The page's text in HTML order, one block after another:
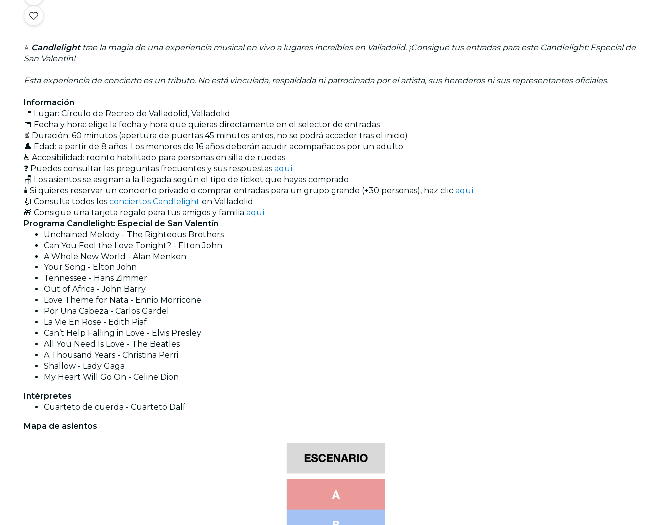
⭐ Candlelighttrae la magia de una experiencia musical en vivo a lugares increíbles en Valladolid. ¡Consigue tus entradas para este Candlelight: Especial de
San Valentín!
Esta experiencia de concierto es un tributo. No está vinculada, respaldada ni patrocinada por el artista, sus herederos ni sus representantes oficiales.
Información
📍 Lugar: Círculo de Recreo de Valladolid, Valladolid
📅 Fecha y hora: elige la fecha y hora que quieras directamente en el selector de entradas
⏳ Duración: 60 minutos (apertura de puertas 45 minutos antes, no se podrá acceder tras el inicio)
👤 Edad: a partir de 8 años. Los menores de 16 años deberán acudir acompañados por un adulto
♿ Accesibilidad: recinto habilitado para personas en silla de ruedas
❓ Puedes consultar las preguntas frecuentes y sus respuestas aquí
🪑 Los asientos se asignan a la llegada según el tipo de ticket que hayas comprado
🕯️ Si quieres reservar un concierto privado o comprar entradas para un grupo grande (+30 personas), haz clic aquí
🎻 Consulta todos los conciertos Candlelight en Valladolid
🎁 Consigue una tarjeta regalo para tus amigos y familia aquí
Programa Candlelight: Especial de San Valentín
Unchained Melody - The Righteous Brothers
Can You Feel the Love Tonight? - Elton John
A Whole New World - Alan Menken
Your Song - Elton John
Tennessee - Hans Zimmer
Out of Africa - John Barry
Love Theme for Nata - Ennio Morricone
Por Una Cabeza - Carlos Gardel
La Vie En Rose - Edith Piaf
Can’t Help Falling in Love - Elvis Presley
All You Need Is Love - The Beatles
A Thousand Years - Christina Perri
Shallow - Lady Gaga
My Heart Will Go On - Celine Dion
Intérpretes
Cuarteto de cuerda - Cuarteto Dalí
Mapa de asientos